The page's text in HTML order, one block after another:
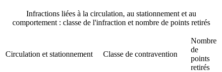
Infractions liées à la circulation, au stationnement et au
comportement : classe de l'infraction et nombre de points retirés
Circulation et stationnement Classe de contravention
Nombre
de
points
retirés